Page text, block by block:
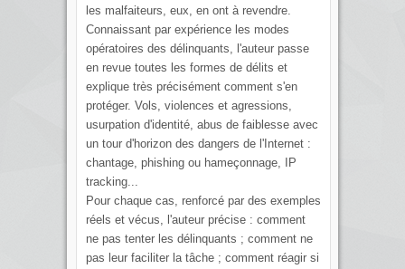
les malfaiteurs, eux, en ont à revendre.
Connaissant par expérience les modes
opératoires des délinquants, l'auteur passe
en revue toutes les formes de délits et
explique très précisément comment s'en
protéger. Vols, violences et agressions,
usurpation d'identité, abus de faiblesse avec
un tour d'horizon des dangers de l'Internet :
chantage, phishing ou hameçonnage, IP
tracking...
Pour chaque cas, renforcé par des exemples
réels et vécus, l'auteur précise : comment
ne pas tenter les délinquants ; comment ne
pas leur faciliter la tâche ; comment réagir si